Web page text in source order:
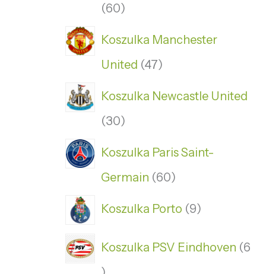
60
Koszulka Manchester
United 47
Koszulka Newcastle United
30
Koszulka Paris Saint-
Germain 60
Koszulka Porto 9
Koszulka PSV Eindhoven 6